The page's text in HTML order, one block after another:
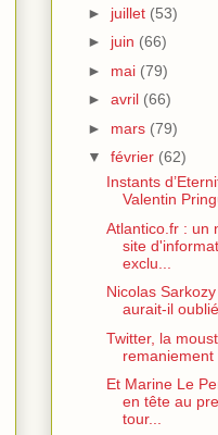
► juillet (53)
► juin (66)
► mai (79)
► avril (66)
► mars (79)
▼ février (62)
Instants
Valentin
Atlantico.fr : un
site
exclu...
Nicolas
aurait-il
Twitter, la
remaniement
Et Marine Le
en tête au
tour...